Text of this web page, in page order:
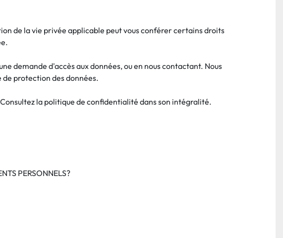
de la vie privée applicable peut vous conférer certains droits
demande d'accès aux données, ou en nous contactant. Nous
protection des données.
la politique de confidentialité dans son intégralité.
PERSONNELS?